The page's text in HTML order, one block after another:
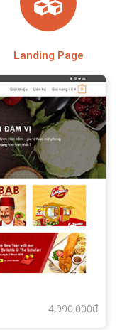
Landing Page
4,990,000đ